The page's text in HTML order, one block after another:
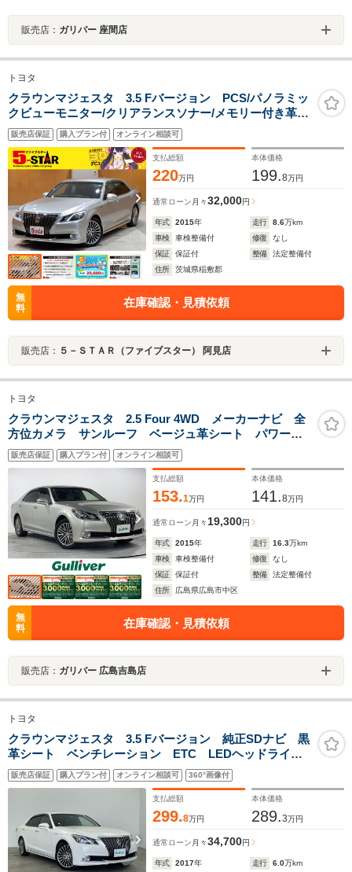
販売店： ガリバー 座間店
トヨタ
クラウンマジェスタ 3.5 Fバージョン PCS/パノラミッ
クビューモニター/クリアランスソナー/メモリー付き革電
動シート/シートメモリ/エアシート/前後シートヒータ
ー/BSM/ETC/純正ナビ/純正AW/LEDオートライト/D記録
簿13枚有
販売店保証 購入プラン付 オンライン相談可
支払総額
220万円
本体価格
199.8万円
通常ローン 月々32,000円
年式 2015年 走行 8.6万km
車検
車検整備付 修復
なし
保証
保証付 整備
法定整備付
住所
茨城県稲敷郡
無
料
在庫確認・見積依頼
販売店： ５－ＳＴＡＲ（ファイブスター） 阿見店
トヨタ
クラウンマジェスタ 2.5 Four 4WD メーカーナビ 全
方位カメラ サンルーフ ベージュ革シート パワーシ
ート シートヒーター エアシート シートメモリー
ウッドコンビステア クルコン オートハイビーム 全
販売店保証 購入プラン付 オンライン相談可
支払総額
153.1万円
本体価格
141.8万円
通常ローン 月々 19,300円
年式 2015年 走行 16.3万km
車検
車検整備付 修復
なし
保証
保証付 整備
法定整備付
住所
広島県広島市中区
無
料
在庫確認・見積依頼
販売店： ガリバー 広島吉島店
トヨタ
クラウンマジェスタ 3.5 Fバージョン 純正SDナビ 黒
革シート ベンチレーション ETC LEDヘッドライ
ト 純正18インチAW プリクラッシュセーフティ レー
ダークルーズコントロール ブラインドスポットモニタ
販売店保証 購入プラン付 オンライン相談可 360°画像付
支払総額
299.8万円
本体価格
289.3万円
通常ローン 月々34,700円
年式 2017年 走行 6.0万km